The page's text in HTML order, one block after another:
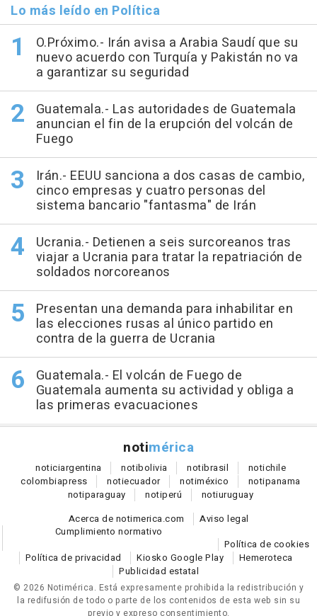
Lo más leído en Política
O.Próximo.- Irán avisa a Arabia Saudí que su
nuevo acuerdo con Turquía y Pakistán no va
a garantizar su seguridad
Guatemala.- Las autoridades de Guatemala
anuncian el fin de la erupción del volcán de
Fuego
Irán.- EEUU sanciona a dos casas de cambio,
cinco empresas y cuatro personas del
sistema bancario "fantasma" de Irán
Ucrania.- Detienen a seis surcoreanos tras
viajar a Ucrania para tratar la repatriación de
soldados norcoreanos
Presentan una demanda para inhabilitar en
las elecciones rusas al único partido en
contra de la guerra de Ucrania
Guatemala.- El volcán de Fuego de
Guatemala aumenta su actividad y obliga a
las primeras evacuaciones
notimérica
noticiargentina notibolivia notibrasil notichile
colombiapress notiecuador notiméxico notipanama
notiparaguay notiperú notiuruguay
Acerca de notimerica.com
Aviso legal
Cumplimiento normativo
Política de cookies
Política de privacidad
Kiosko Google Play
Hemeroteca
Publicidad estatal
© 2026 Notimérica. Está expresamente prohibida la redistribución y
la redifusión de todo o parte de los contenidos de esta web sin su
previo y expreso consentimiento.